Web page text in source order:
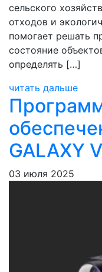
сельского
отходов и
помогает решать
состояние
определять […]
читать дальше
GALAXY
03 июля 2025